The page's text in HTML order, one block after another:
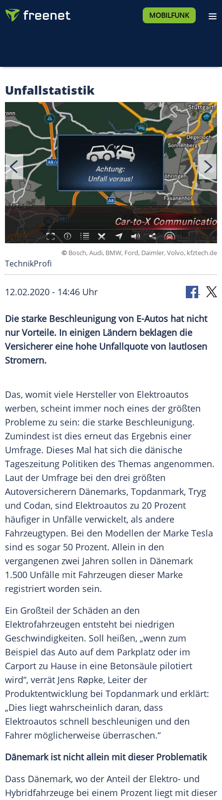
MOBILFUNK
Unfallstatistik
© Bosch, Audi, BMW, Ford, Daimler, Volvo, kfztech.de
TechnikProfi
12.02.2020 - 14:46 Uhr
Die starke Beschleunigungvon E-Autos hat nicht
nur Vorteile. In einigen Ländern beklagen die
Versicherer eine hohe Unfallquote von lautlosen
Stromern.
Das, womit viele Hersteller von Elektroautos
werben, scheint immer noch eines der größten
Probleme zu sein: die starke Beschleunigung.
Zumindest ist dies erneut das Ergebnis einer
Umfrage. Dieses Mal hat sich die dänische
Tageszeitung Politiken des Themas angenommen.
Laut der Umfrage bei den drei größten
Autoversicherern Dänemarks, Topdanmark, Tryg
und Codan, sind Elektroautos zu 20 Prozent
häufiger in Unfälle verwickelt, als andere
Fahrzeugtypen. Bei den Modellen der Marke Tesla
sind es sogar 50 Prozent. Allein in den
vergangenen zwei Jahren sollen in Dänemark
1.500 Unfälle mit Fahrzeugen dieser Marke
registriert worden sein.
Ein Großteil der Schäden an den
Elektrofahrzeugen entsteht bei niedrigen
Geschwindigkeiten. Soll heißen, „wenn zum
Beispiel das Auto auf dem Parkplatz oder im
Carport zu Hause in eine Betonsäule pilotiert
wird“, verrät Jens Røpke, Leiter der
Produktentwicklung bei Topdanmark und erklärt:
„Dies liegt wahrscheinlich daran, dass
Elektroautos schnell beschleunigen und den
Fahrer möglicherweise überraschen.“
Dänemark ist nicht allein mit dieser Problematik
Dass Dänemark, wo der Anteil der Elektro- und
Hybridfahrzeuge bei einem Prozent liegt mit dieser